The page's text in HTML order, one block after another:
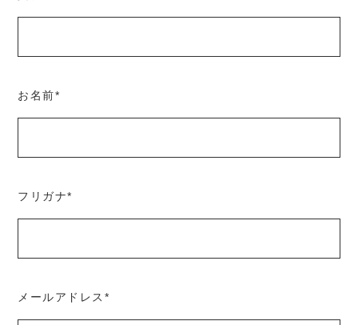
お名前*
フリガナ*
メールアドレス *